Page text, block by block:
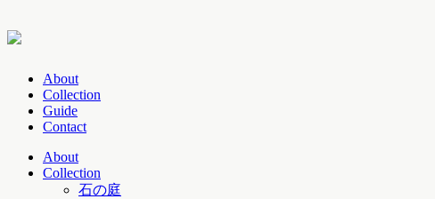
About
Collection
Guide
Contact
About
Collection
石の庭